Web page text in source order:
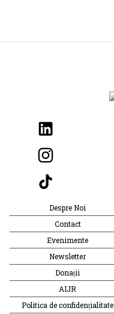
Despre Noi
Contact
Evenimente
Newsletter
Donații
AIJR
Politica de confidențialitate